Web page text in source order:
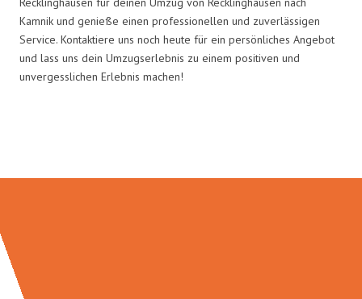
Kamnik und genieße einen professionellen und zuverlässigen
Service. Kontaktiere uns noch heute für ein persönliches Angebot
und lass uns dein Umzugserlebnis zu einem positiven und
unvergesslichen Erlebnis machen!